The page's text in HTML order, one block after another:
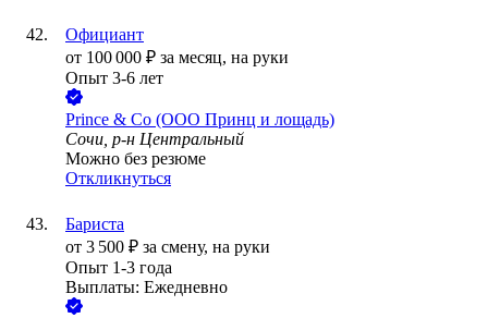
Официант
от 100 000 ₽ за месяц, на руки
Опыт 3-6 лет
Prince & Co (ООО Принц и лощадь)
Сочи, р-н Центральный
Можно без резюме
Откликнуться
Бариста
от 3 500 ₽ за смену, на руки
Опыт 1-3 года
Выплаты: Ежедневно